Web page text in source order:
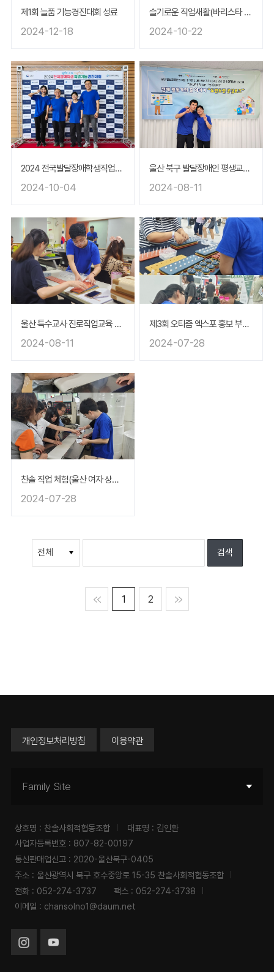
제1회 늘품 기능경진대회 성료
2024-12-18
슬기로운 직업새활(바리스타 이야기)
2024-10-22
2024 전국발달장애학생직업기능경진대회 홍보 부스 운영(창원시)
2024-10-04
울산 북구 발달장애인 평생교육센터 도란도란 토크쇼
2024-08-11
울산 특수교사 진로직업교육 역량 강화 연수
2024-08-11
제3회 오티즘 엑스포 홍보 부스 운영
2024-07-28
찬솔 직업 체험(울산 여자 상업 고등학교)
2024-07-28
맨처음
1 2
개인정보처리방침 이용약관
Family Site
상호명 : 찬솔사회적협동조합
대표명 : 김인환
사업자등록번호 : 807-82-00197
통신판매업신고 : 2020-울산북구-0405
주소 : 울산광역시 북구 호수중앙로 15-35 찬솔사회적협동조합
전화 : 052-274-3737
팩스 : 052-274-3738
이메일 : chansolno1@daum.net